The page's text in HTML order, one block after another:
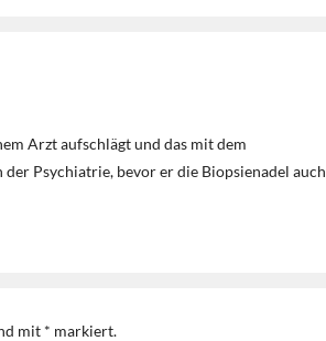
Arzt aufschlägt und das mit dem
Psychiatrie, bevor er die Biopsienadel auch
mit * markiert.